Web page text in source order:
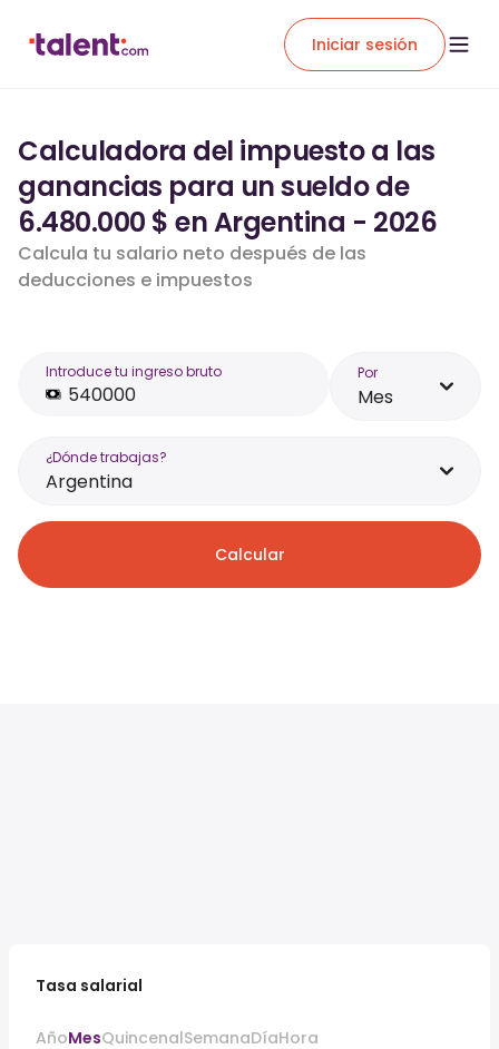
Iniciar sesión
Calculadora del impuesto a las
ganancias para un sueldo de
6.480.000 $ en Argentina - 2026
Calcula tu salario neto después de las
deducciones e impuestos
Introduce tu ingreso bruto Por
Mes
¿Dónde trabajas?
Argentina
Calcular
Tasa salarial
AñoMesQuincenalSemanaDíaHora